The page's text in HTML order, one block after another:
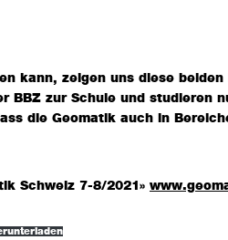
kann, zeigen uns diese
BBZ zur Schule und studieren
die Geomatik auch in
Schweiz 7-8/2021»